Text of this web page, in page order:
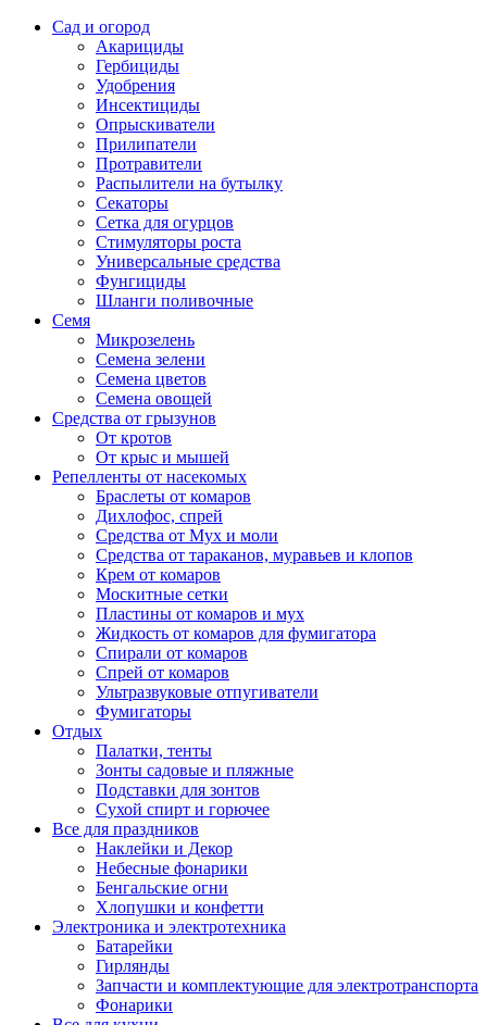
Сад и огород
Акарициды
Гербициды
Удобрения
Инсектициды
Опрыскиватели
Прилипатели
Протравители
Распылители на бутылку
Секаторы
Сетка для огурцов
Стимуляторы роста
Универсальные средства
Фунгициды
Шланги поливочные
Семя
Микрозелень
Семена зелени
Семена цветов
Семена овощей
Средства от грызунов
От кротов
От крыс и мышей
Репелленты от насекомых
Браслеты от комаров
Дихлофос, спрей
Средства от Мух и моли
Средства от тараканов, муравьев и клопов
Крем от комаров
Москитные сетки
Пластины от комаров и мух
Жидкость от комаров для фумигатора
Спирали от комаров
Спрей от комаров
Ультразвуковые отпугиватели
Фумигаторы
Отдых
Палатки, тенты
Зонты садовые и пляжные
Подставки для зонтов
Сухой спирт и горючее
Все для праздников
Наклейки и Декор
Небесные фонарики
Бенгальские огни
Хлопушки и конфетти
Электроника и электротехника
Батарейки
Гирлянды
Запчасти и комплектующие для электротранспорта
Фонарики